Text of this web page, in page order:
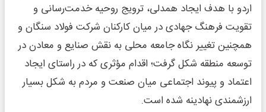
اردو با هدف ایجاد همدلی، ترویج روحیه خدمت‌رسانی و
تقویت فرهنگ جهادی در میان کارکنان شرکت فولاد سنگان و
همچنین تغییر نگاه جامعه محلی به نقش صنایع و معادن در
توسعه منطقه شکل گرفت؛ اقدام مؤثری که در راستای ایجاد
اعتماد و پیوند اجتماعی میان صنعت و مردم به شکل بسیار
ارزشمندی نهادینه شده است.